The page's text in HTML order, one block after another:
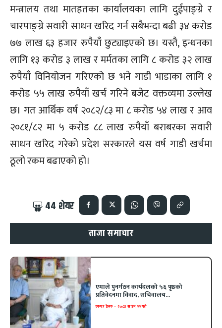
मन्त्रालय तथा मातहतका कार्यालयका लागि दुईपाङ्ग्रे र
चारपाङ्ग्रे सवारी साधन खरिद गर्न सबैभन्दा बढी ३४ करोड
७७ लाख ६३ हजार रुपैयाँ छुट्याइएको छ। यस्तै, इन्धनका
लागि १३ करोड ३ लाख र मर्मतका लागि ८ करोड ३२ लाख
रुपैयाँ विनियोजन गरिएको छ भने गाडी भाडाका लागि १
करोड ५५ लाख रुपैयाँ खर्च गरिने बजेट वक्तव्यमा उल्लेख
छ। गत आर्थिक वर्ष २०८२/८३ मा ८ करोड ५४ लाख र आव
२०८१/८२ मा ५ करोड ८८ लाख रुपैयाँ बराबरका सवारी
साधन खरिद गरेको प्रदेश सरकारले यस वर्ष गाडी खर्चमा
ठूलो रकम बढाएको हो।
44 शेयर
ताजा समाचार
एमाले पुनर्गठन कार्यदलको ५६ पृष्ठको
प्रतिवेदनमा विवाद, सचिवालय...
एकपत्र डेस्क - २०८३ साउन २२ गते